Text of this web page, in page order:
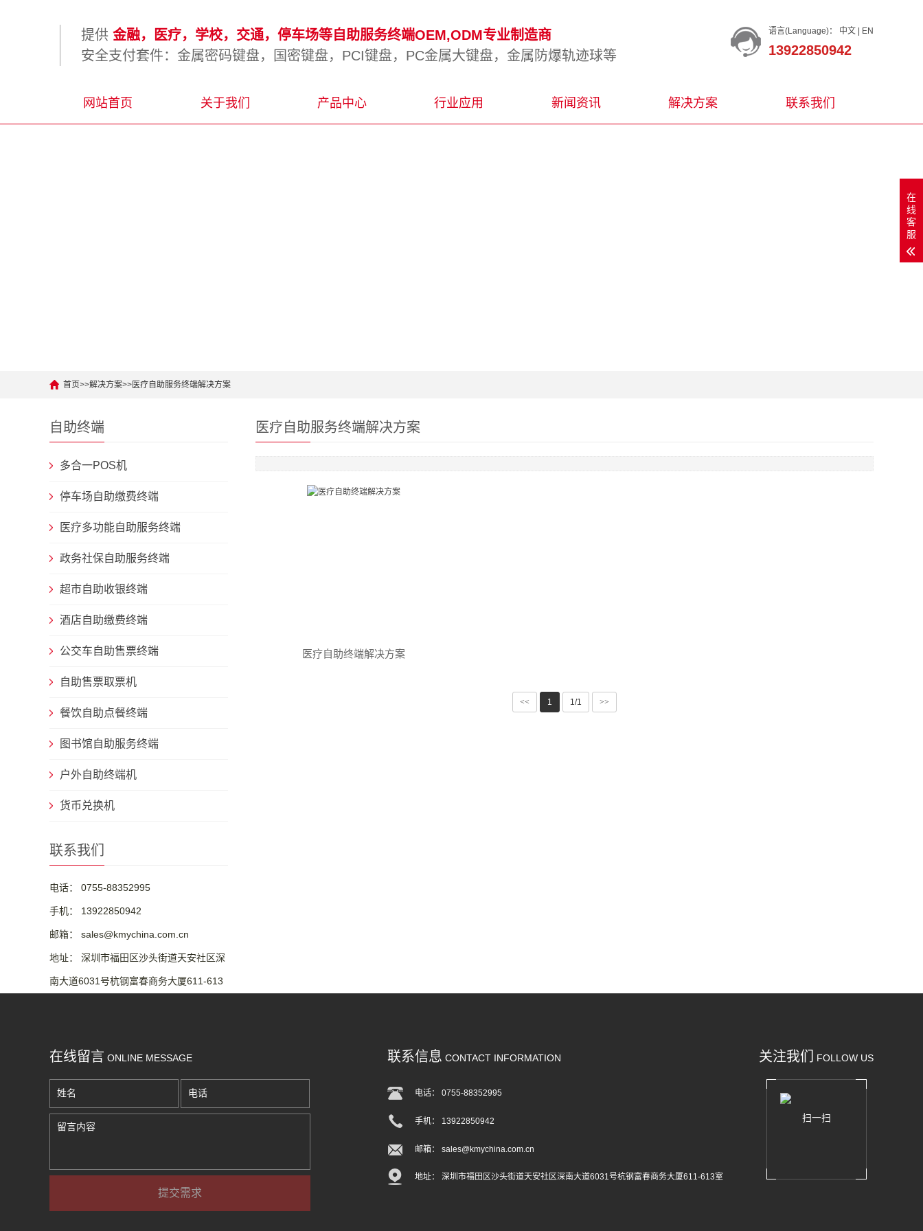
语言(Language)： 中文 EN
13922850942
提供 金融，医疗，学校，交通，停车场等自助服务终端OEM,ODM专业制造商
安全支付套件：金属密码键盘，国密键盘，PCI键盘，PC金属大键盘，金属防爆轨迹球等
网站首页 关于我们 产品中心 行业应用 新闻资讯 解决方案 联系我们
首页>>解决方案>>医疗自助服务终端解决方案
自助终端
多合一POS机
停车场自助缴费终端
医疗多功能自助服务终端
政务社保自助服务终端
超市自助收银终端
酒店自助缴费终端
公交车自助售票终端
自助售票取票机
餐饮自助点餐终端
图书馆自助服务终端
户外自助终端机
货币兑换机
联系我们
电话： 0755-88352995
手机： 13922850942
邮箱： sales@kmychina.com.cn
地址： 深圳市福田区沙头街道天安社区深
南大道6031号杭钢富春商务大厦611-613
医疗自助服务终端解决方案
医疗自助终端解决方案
<< 1 1/1 >>
关注我们 FOLLOW US
扫一扫
在线留言 ONLINE MESSAGE 联系信息 CONTACT INFORMATION
电话： 0755-88352995
手机： 13922850942
邮箱： sales@kmychina.com.cn
地址： 深圳市福田区沙头街道天安社区深南大道6031号杭钢富春商务大厦611-613室
在
线
客
服